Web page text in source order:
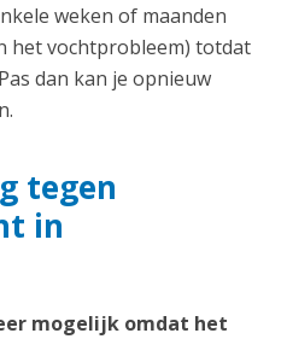
weken of maanden
het vochtprobleem) totdat
dan kan je opnieuw
tegen
in
mogelijk omdat het